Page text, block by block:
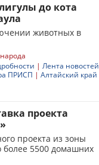
до кота
животных в
| Лента новостей
ПРИСП | Алтайский край
проекта
проекта из зоны
5500 домашних